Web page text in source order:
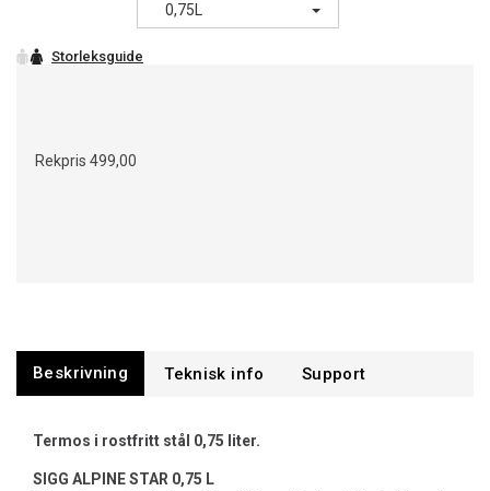
0,75L
Rekpris 499,00
Beskrivning Support
Termos i rostfritt stål 0,75 liter.
SIGG ALPINE STAR 0,75 L